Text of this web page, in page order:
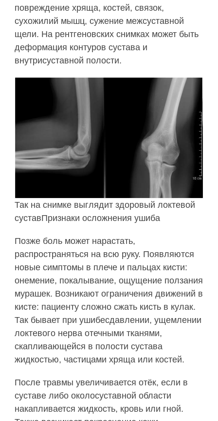
повреждение хряща, костей, связок,
сухожилий мышц, сужение межсуставной
щели. На рентгеновских снимках может быть
деформация контуров сустава и
внутрисуставной полости.
Так на снимке выглядит здоровый локтевой
суставПризнаки осложнения ушиба
Позже боль может нарастать,
распространяться на всю руку. Появляются
новые симптомы в плече и пальцах кисти:
онемение, покалывание, ощущение ползания
мурашек. Возникают ограничения движений в
кисте: пациенту сложно сжать кисть в кулак.
Так бывает при ушибесдавлении, ущемлении
локтевого нерва отечными тканями,
скапливающейся в полости сустава
жидкостью, частицами хряща или костей.
После травмы увеличивается отёк, если в
суставе либо околосуставной области
накапливается жидкость, кровь или гной.